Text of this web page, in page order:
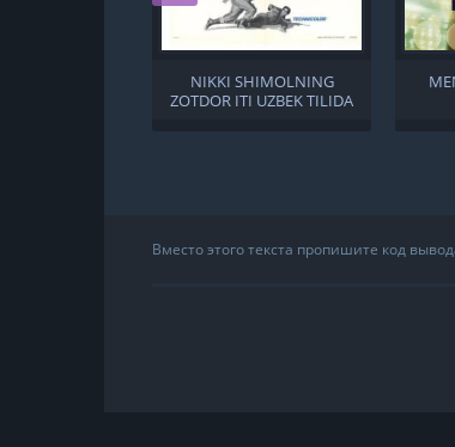
NIKKI SHIMOLNING
ZOTDOR ITI UZBEK TILIDA
Вместо этого текста пропишите код